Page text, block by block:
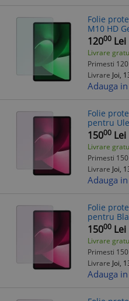
Folie
M10 HD
Invisible,
Premium,
12000 Lei
Livrare
Primesti
Livrare Joi,
Adauga
Folie
pentru
Gama
desenat,
15000 Lei
Livrare
Primesti
Livrare Joi,
Adauga
Folie
pentru
Gama
desenat,
15000 Lei
Livrare
Primesti
Livrare Joi,
Adauga